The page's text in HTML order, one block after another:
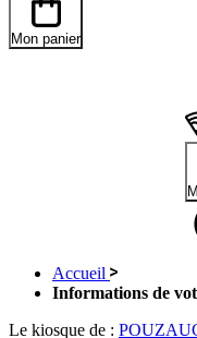
Mon panier
Accueil
Informations de
Le kiosque de :